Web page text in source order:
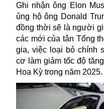
Ghi nhận ông Elon Mus
ủng hộ ông Donald
đồng thời sẽ là người
các mới của tân Tổng
gia, việc loại bỏ chính
cơ làm giảm tốc độ
Hoa Kỳ trong năm 2025.